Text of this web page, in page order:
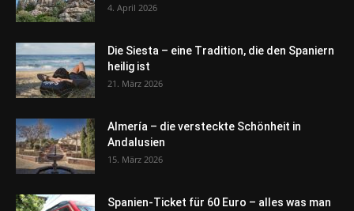
4. April 2026
Die Siesta – eine Tradition, die den Spaniern
heilig ist
21. März 2026
Almería – die versteckte Schönheit in
Andalusien
15. März 2026
Spanien-Ticket für 60 Euro – alles was man